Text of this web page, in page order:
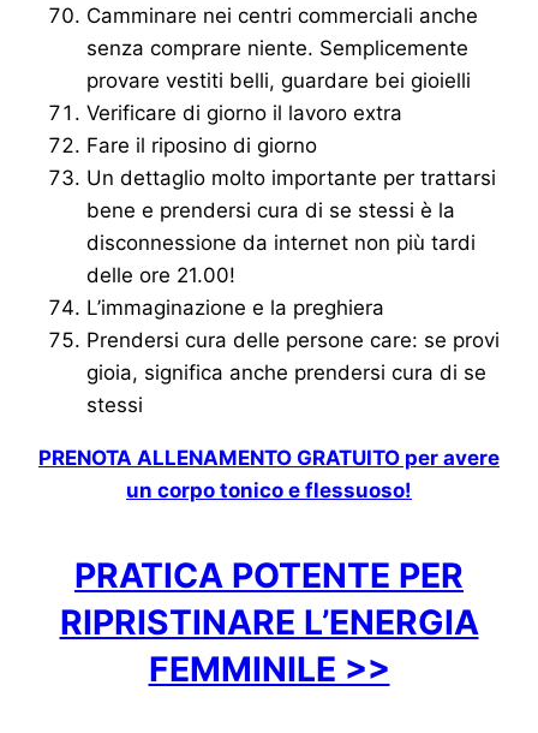
Camminare nei centri commerciali anche
senza comprare niente. Semplicemente
provare vestiti belli, guardare bei gioielli
Verificare di giorno il lavoro extra
Fare il riposino di giorno
Un dettaglio molto importante per trattarsi
bene e prendersi cura di se stessi è la
disconnessione da internet non più tardi
delle ore 21.00!
L’immaginazione e la preghiera
Prendersi cura delle persone care: se provi
gioia, significa anche prendersi cura di se
stessi
PRENOTA ALLENAMENTO GRATUITO per avere
un corpo tonico e flessuoso!
PRATICA POTENTE PER
RIPRISTINARE L’ENERGIA
FEMMINILE >>